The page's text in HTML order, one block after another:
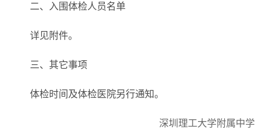
二、入围体检人员名单
详见附件。
三、其它事项
体检时间及体检医院另行通知。
深圳理工大学附属中学